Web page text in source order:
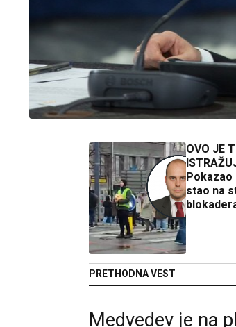
OVO JE
stao na
PRETHODNA VEST
Medvedev je na